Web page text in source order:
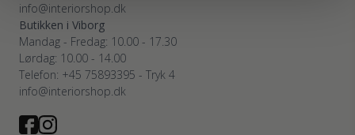
info@interiorshop.dk
Butikken i Viborg
Mandag - Fredag: 10.00 - 17.30
Lørdag: 10.00 - 14.00
Telefon: +45 75893395 - Tryk 4
info@interiorshop.dk